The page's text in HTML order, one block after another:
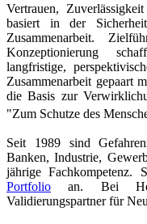
Vertrauen,
basiert in der
Zusammenarbeit.
Konzeptionierung
langfristige,
Zusammenarbeit gepaart
die Basis zur
"Zum Schutze des
Seit 1989 sind
Banken, Industrie,
jährige Fachkompetenz.
Portfolio an. Bei
Validierungspartner für